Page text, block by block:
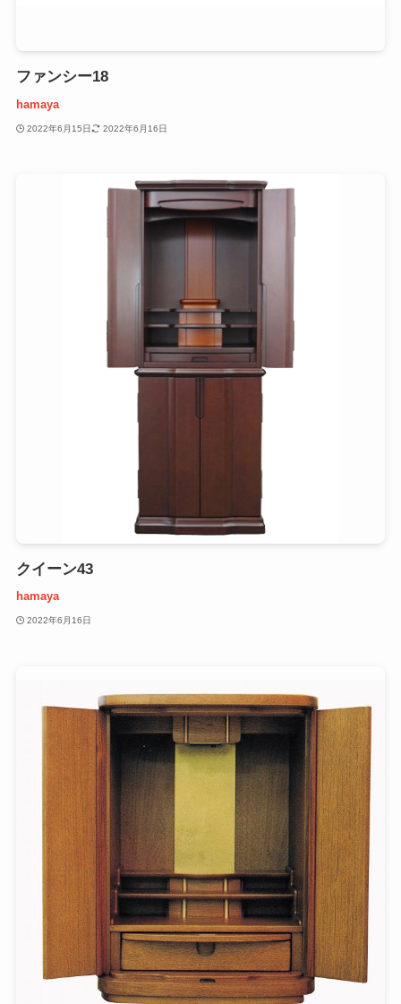
ファンシー18
hamaya
2022年6月15日 2022年6月16日
クイーン43
hamaya
2022年6月16日